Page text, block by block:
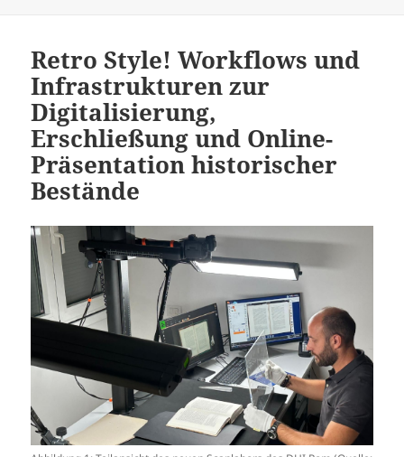
Retro Style! Workflows und
Infrastrukturen zur
Digitalisierung,
Erschließung und Online-
Präsentation historischer
Bestände